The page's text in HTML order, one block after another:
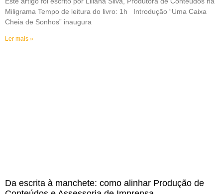
Miligrama Tempo de leitura do livro: 1h Introdução “Uma Caixa
Cheia de Sonhos” inaugura
Ler mais »
Da escrita à manchete: como alinhar Produção de